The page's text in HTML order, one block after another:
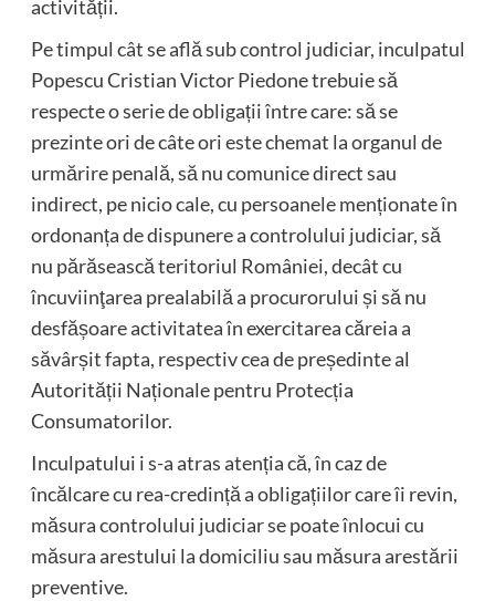
activității.
Pe timpul cât se află sub control judiciar, inculpatul
Popescu Cristian Victor Piedone trebuie să
respecte o serie de obligații între care: să se
prezinte ori de câte ori este chemat la organul de
urmărire penală, să nu comunice direct sau
indirect, pe nicio cale, cu persoanele menționate în
ordonanța de dispunere a controlului judiciar, să
nu părăsească teritoriul României, decât cu
încuviinţarea prealabilă a procurorului și să nu
desfășoare activitatea în exercitarea căreia a
săvârșit fapta, respectiv cea de președinte al
Autorității Naționale pentru Protecția
Consumatorilor.
Inculpatului i s-a atras atenția că, în caz de
încălcare cu rea-credință a obligațiilor care îi revin,
măsura controlului judiciar se poate înlocui cu
măsura arestului la domiciliu sau măsura arestării
preventive.